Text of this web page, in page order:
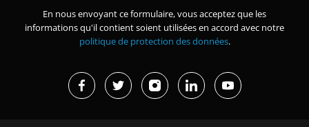
En nous envoyant ce formulaire, vous acceptez que les
informations qu'il contient soient utilisées en accord avec notre
politique de protection des données.